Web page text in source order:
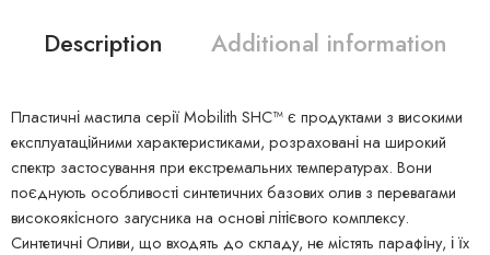
Description Additional information
Пластичні мастила серії Mobilith SHC™ є продуктами з високими
експлуатаційними характеристиками, розраховані на широкий
спектр застосування при екстремальних температурах. Вони
поєднують особливості синтетичних базових олив з перевагами
високоякісного загусника на основі літієвого комплексу.
Синтетичні Оливи, що входять до складу, не містять парафіну, і їх